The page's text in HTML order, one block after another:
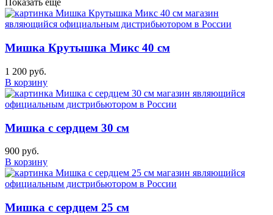
Показать еще
Мишка Крутышка Микс 40 см
1 200 руб.
В корзину
Мишка с сердцем 30 см
900 руб.
В корзину
Мишка с сердцем 25 см